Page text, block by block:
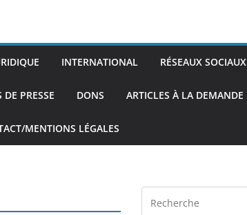
INTERNATIONAL RÉSEAUX SOCIAUX
DE PRESSE DONS ARTICLES À LA DEMANDE
MENTIONS LÉGALES